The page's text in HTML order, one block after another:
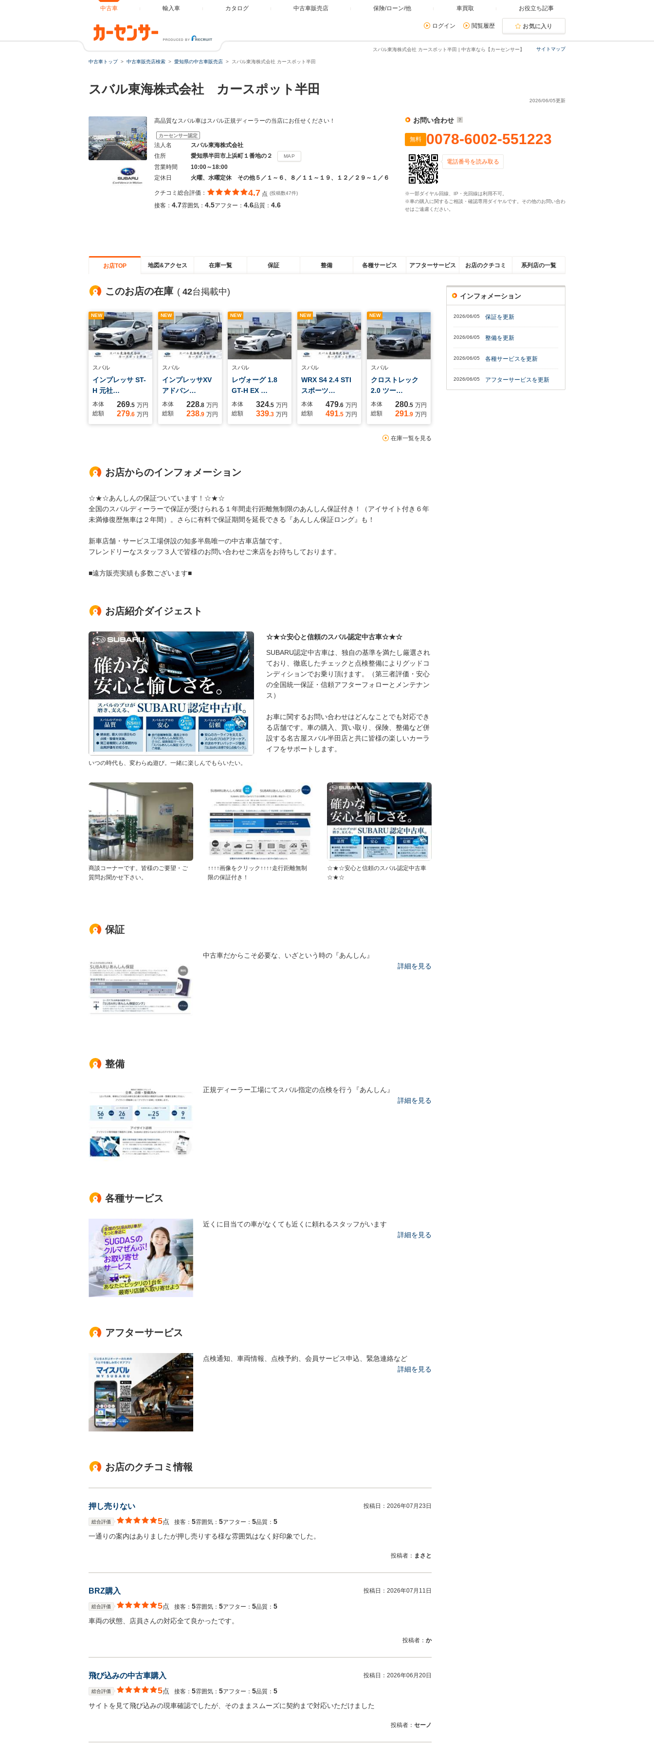
中古車 輸入車 カタログ 中古車販売店 保険/ローン/他 車買取 お役立ち記事
ログイン 閲覧履歴 お気に入り
サイトマップ
スバル東海株式会社 カースポット半田 | 中古車なら【カーセンサー】
中古車トップ 中古車販売店検索 愛知県の中古車販売店 スバル東海株式会社 カースポット半田
スバル東海株式会社 カースポット半田
2026/06/05更新
高品質なスバル車はスバル正規ディーラーの当店にお任せください！
カーセンサー認定
法人名
スバル東海株式会社
住所
愛知県半田市上浜町１番地の２ MAP
営業時間
10:00～18:00
定休日
火曜、水曜定休 その他５／１～６、８／１１～１９、１２／２９～１／６
クチコミ総合評価： 4.7 点 (投稿数47件)
接客： 4.7雰囲気： 4.5アフター： 4.6品質： 4.6
お問い合わせ
無料 0078-6002-551223
電話番号を読み取る
※一部ダイヤル回線、IP・光回線は利用不可。
※車の購入に関するご相談・確認専用ダイヤルです。その他のお問い合わ
せはご遠慮ください。
お店TOP 地図&アクセス 在庫一覧 保証 整備 各種サービス アフターサービス お店のクチコミ 系列店の一覧
このお店の在庫 ( 42台掲載中)
NEW
スバル
インプレッサ ST-
H 元社…
本体 269.5 万円
総額
279.6 万円
NEW
スバル
インプレッサXV
アドバン…
本体 228.8 万円
総額
238.9 万円
NEW
スバル
レヴォーグ 1.8
GT-H EX …
本体 324.5 万円
総額
339.3 万円
NEW
スバル
WRX S4 2.4 STI
スポーツ…
本体 479.6 万円
総額
491.5 万円
NEW
スバル
クロストレック
2.0 ツー…
本体 280.5 万円
総額
291.9 万円
在庫一覧を見る
お店からのインフォメーション
☆★☆あんしんの保証ついています！☆★☆
全国のスバルディーラーで保証が受けられる１年間走行距離無制限のあんしん保証付き！（アイサイト付き６年
未満修復歴無車は２年間）。さらに有料で保証期間を延長できる『あんしん保証ロング』も！
新車店舗・サービス工場併設の知多半島唯一の中古車店舗です。
フレンドリーなスタッフ３人で皆様のお問い合わせご来店をお待ちしております。
■遠方販売実績も多数ございます■
お店紹介ダイジェスト
いつの時代も、変わらぬ遊び。一緒に楽しんでもらいたい。
☆★☆安心と信頼のスバル認定中古車☆★☆
SUBARU認定中古車は、独自の基準を満たし厳選され
ており、徹底したチェックと点検整備によりグッドコ
ンディションでお乗り頂けます。（第三者評価・安心
の全国統一保証・信頼アフターフォローとメンテナン
ス）
お車に関するお問い合わせはどんなことでも対応でき
る店舗です。車の購入、買い取り、保険、整備など併
設する名古屋スバル半田店と共に皆様の楽しいカーラ
イフをサポートします。
商談コーナーです。皆様のご要望・ご
質問お聞かせ下さい。
↑↑↑↑画像をクリック↑↑↑↑走行距離無制
限の保証付き！
☆★☆安心と信頼のスバル認定中古車
☆★☆
保証
中古車だからこそ必要な、いざという時の『あんしん』
詳細を見る
整備
正規ディーラー工場にてスバル指定の点検を行う『あんしん』
詳細を見る
各種サービス
近くに目当ての車がなくても近くに頼れるスタッフがいます
詳細を見る
アフターサービス
点検通知、車両情報、点検予約、会員サービス申込、緊急連絡など
詳細を見る
お店のクチコミ情報
押し売りない 投稿日： 2026年07月23日
総合評価 5点 接客： 5雰囲気： 5アフター： 5品質： 5
一通りの案内はありましたが押し売りする様な雰囲気はなく好印象でした。
投稿者： まさと
BRZ購入 投稿日： 2026年07月11日
総合評価 5点 接客： 5雰囲気： 5アフター： 5品質： 5
車両の状態、店員さんの対応全て良かったです。
投稿者： か
飛び込みの中古車購入 投稿日： 2026年06月20日
総合評価 5点 接客： 5雰囲気： 5アフター： 5品質： 5
サイトを見て飛び込みの現車確認でしたが、そのままスムーズに契約まで対応いただけました
投稿者： セーノ
インフォメーション
2026/06/05 保証を更新
2026/06/05 整備を更新
2026/06/05 各種サービスを更新
2026/06/05 アフターサービスを更新